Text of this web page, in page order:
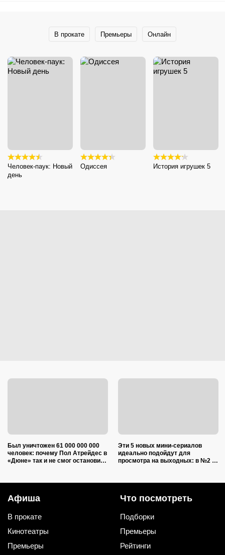
В прокате Премьеры Онлайн
Человек-паук: Новый
день
Одиссея История игрушек 5
Был уничтожен 61 000 000 000
человек: почему Пол Атрейдес в
«Дюне» так и не смог остановить
Эти 5 новых мини-сериалов
идеально подойдут для
просмотра на выходных: в №2 —
Афиша
В прокате
Кинотеатры
Премьеры
Что посмотреть
Подборки
Премьеры
Рейтинги